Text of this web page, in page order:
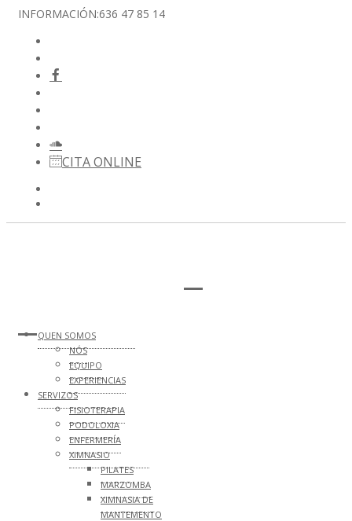
INFORMACIÓN:636 47 85 14
CITA ONLINE
QUEN SOMOS
NÓS
EQUIPO
EXPERIENCIAS
SERVIZOS
FISIOTERAPIA
PODOLOXIA
ENFERMERÍA
XIMNASIO
PILATES
MARZOMBA
XIMNASIA DE
MANTEMENTO